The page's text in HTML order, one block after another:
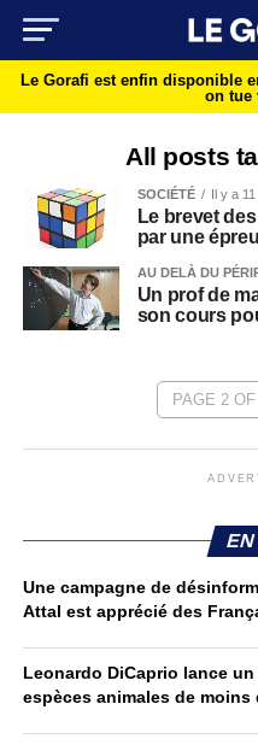
Le Gorafi est enfin disponible
on tue
All posts
SOCIÉTÉ Il y a
Le brevet
par une
AU DELÀ DU
Un prof de
son cours
PAGE 2
Une campagne de
Attal est apprécié des
Leonardo DiCaprio lance
espèces animales de moins